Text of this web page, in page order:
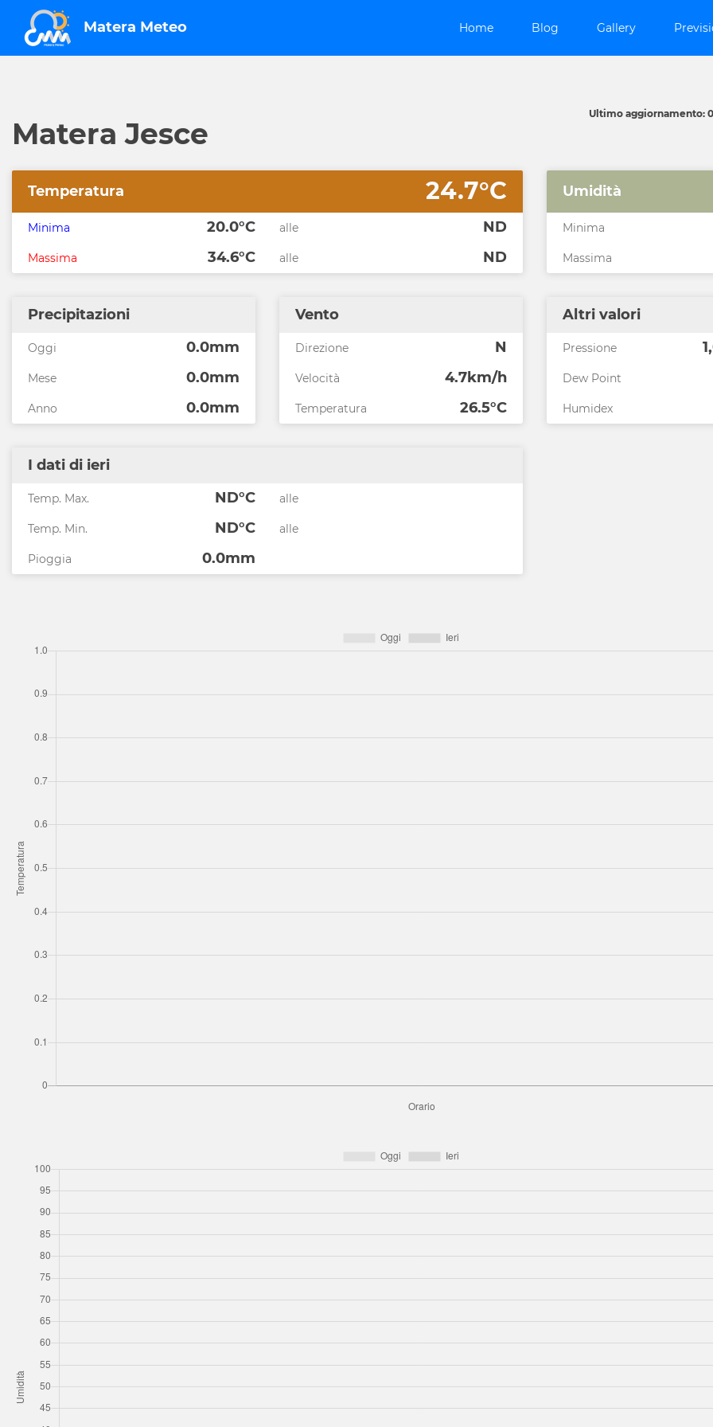
Matera Meteo Gallery
Blog
Home
Matera Jesce
Ultimo aggiornamento:
Temperatura 24.7°C
Minima 20.0°C alle ND
Massima 34.6°C alle ND
Umidità
Minima
Massima
Precipitazioni
Oggi 0.0mm
Mese 0.0mm
Anno 0.0mm
Vento
Direzione N
Velocità 4.7km/h
Temperatura 26.5°C
Altri valori
Pressione
Dew Point
Humidex
I dati di ieri
Temp. Max. ND°C alle
Temp. Min. ND°C alle
Pioggia 0.0mm